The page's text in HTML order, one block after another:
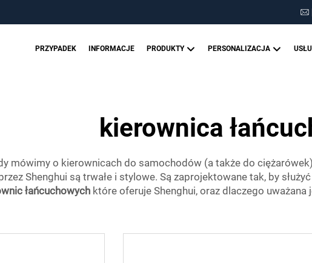
PRZYPADEK INFORMACJE PRODUKTY PERSONALIZACJA
kierownica
mówimy o kierownicach do samochodów (a także do
Shenghui są trwałe i stylowe. Są zaprojektowane tak, by
łańcuchowych które oferuje Shenghui, oraz dlaczego